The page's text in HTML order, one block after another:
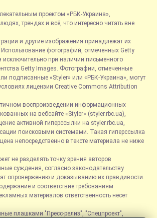
проектом «РБК-Украина»,
трендах и всё, что интересно читать вне
и другие изображения принадлежат их
фотографий, отмеченных Getty
исключительно при наличии письменного
Getty Images. Фотографии, отмеченные
подписанные «Styler» или «РБК-Украина», могут
лицензии Creative Commons Attribution
воспроизведении информационных
на вебсайте «Styler» (styler.rbc.ua),
активной гиперссылки на styler.rbc.ua,
поисковыми системами. Такая гиперссылка
непосредственно в тексте материала не ниже
не разделять точку зрения авторов
суждения, согласно законодательству
опровержению и доказыванию их правдивости.
и соответствие требованиям
материалов ответственность несет
плашками "Пресс-релиз", "Спецпроект",